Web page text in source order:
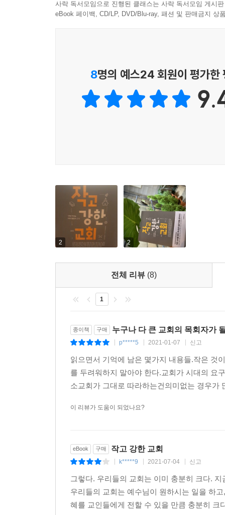
처음 일을 하기 시작할 때부터 그들이 누구인지
있다. 이런 책이 있어서 정말 고맙다.”
- 박대영 (목사, 광주소명교회, ‘묵상과 설교’ 편집장
교회의 본질은 작은 교회에서도 얼마든지 크
목양하고, 더 잘 예배할 수 있는 방법을 구체적
바라며, 한국 교회를 제대로 들여다보는 새로운 렌
- 오대식 (목사, 높은뜻 덕소교회, 『교회를 세우는
“상상하기 어렵지만, 그날 이후 영원토록 이어질
자신의 누추함과 지독한 한계 속에서 이 땅의 공
오직 여기에서의 이 날들에만 국한될 것이기 때
있겠는가, 그렇게까지 더 커지려 할 수 있겠는
주님의 첫 행동은 ‘그 눈에서 눈물을 닦아 주시는
- 정갑신 (목사, 예수향남교회, 『대답하는 공동체
교회는 그리스도의 몸이며 참된 목양이 이루어지
지팡이와 같다. 한국 교회의 거친 쇠퇴기 홍해를
되는 전략과 친절한 권면을 다 담았다. 기독교연
11개 신대원생 300명은, 주일예배 참석 장년 성
교인이 함께 이 책을 읽고 침체와 낙담의 홍해를
교회성장주의에 빠져있는 대다수의 기독교인들
대한 전략과 대안들을 제시해 준다.”
- 최종국 (목사, 은혜나눔교회)
“저자는 교회의 크기가 건강한 교회의 절대적인
또 실제로 그렇게 한다. 이 책은 다수의 목회자들
사락 독서모임으로 진행된 클래스는 사락 독서모임 게시
eBook 페이백, CD/LP, DVD/Blu-ray, 패션 및 판매금지 상
8명의 예스24 회원이 평가한
2 2
전체 리뷰 (8)
1
종이책 구매 누구나 다 큰 교회의 목회자가
p*****5 2021-01-07 신고
읽으면서 기억에 남은 몇가지 내용들.작은 것
를 두려워하지 말아야 한다.교회가 시대의 요
소교회가 그대로 따라하는건의미없는 경우
이 리뷰가 도움이 되었나요?
eBook 구매 작고 강한 교회
k*****9 2021-07-04 신고
그렇다. 우리들의 교회는 이미 충분히 크다.
우리들의 교회는 예수님이 원하시는 일을 하
혜를 교인들에게 전할 수 있을 만큼 충분히